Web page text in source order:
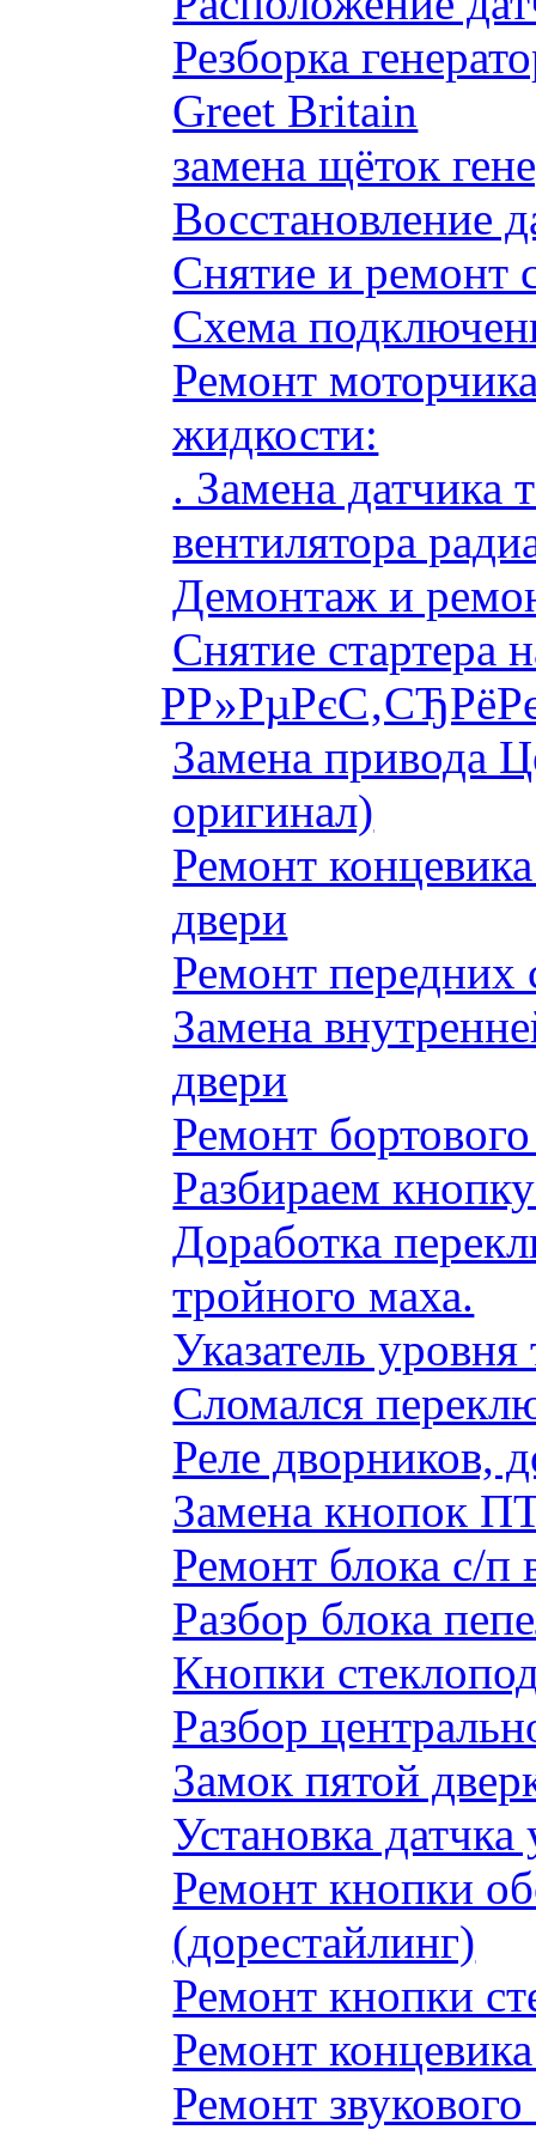
Резборка
Greet Britain
замена щёток
Восстановление
Снятие и ремонт
Схема
Ремонт
жидкости:
. Замена
вентилятора
Демонтаж и
Снятие
Замена привода
оригинал)
Ремонт
двери
Ремонт передних
Замена
двери
Ремонт
Разбираем
Доработка
тройного маха.
Указатель
Сломался
Реле дворников,
Замена кнопок
Ремонт блока с/п
Разбор блока
Кнопки
Разбор
Замок пятой
Установка
Ремонт кнопки
(дорестайлинг)
Ремонт кнопки
Ремонт
Ремонт